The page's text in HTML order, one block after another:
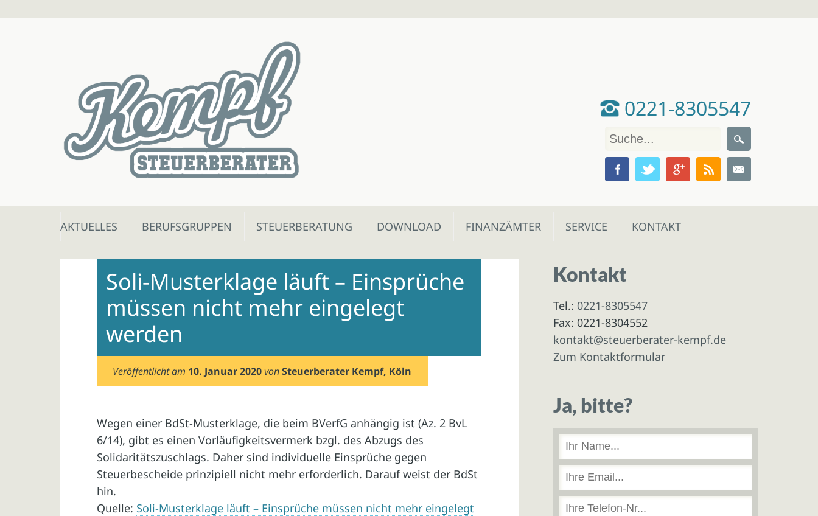
0221-8305547
Skip
AKTUELLES BERUFSGRUPPEN STEUERBERATUNG DOWNLOAD FINANZÄMTER SERVICE KONTAKT
Soli-Musterklage läuft – Einsprüche
müssen nicht mehr eingelegt
werden
Veröffentlicht am 10. Januar 2020 vonSteuerberater Kempf, Köln
Wegen einer BdSt-Musterklage, die beim BVerfG anhängig ist (Az. 2 BvL
6/14), gibt es einen Vorläufigkeitsvermerk bzgl. des Abzugs des
Solidaritätszuschlags. Daher sind individuelle Einsprüche gegen
Steuerbescheide prinzipiell nicht mehr erforderlich. Darauf weist der BdSt
hin.
Quelle: Soli-Musterklage läuft – Einsprüche müssen nicht mehr eingelegt
Kontakt
Tel.: 0221-8305547
Fax: 0221-8304552
kontakt@steuerberater-kempf.de
Zum Kontaktformular
Ja, bitte?